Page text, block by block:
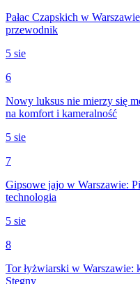
Pałac Czapskich w
przewodnik
5 sie
6
Nowy luksus nie mierzy się
na komfort i kameralność
5 sie
7
Gipsowe jajo w Warszawie:
technologia
5 sie
8
Tor łyżwiarski w
Stegny